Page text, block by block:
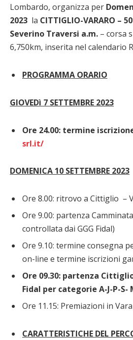
Lombardo, organizza per
2023 la CITTIGLIO-VARARO –
Severino Traversi a.m. – corsa
6,750km, inserita nel calendario
PROGRAMMA ORARIO
GIOVEDì 7 SETTEMBRE 2023
Ore 24.00: termine
srl.it/
DOMENICA 10 SETTEMBRE 2023
Ore 8.00: ritrovo a Cittiglio –
Ore 9.00: partenza
controllata dai GGG Fidal)
Ore 9.10: termine consegna
on-line e termine iscrizioni
Ore 09.30: partenza
Fidal per categorie A-J-P-S-
Ore 11.15: Premiazioni in
CARATTERISTICHE DEL